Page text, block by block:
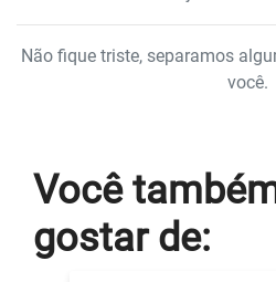
Não fique triste, separamos
você.
Você
gostarde: